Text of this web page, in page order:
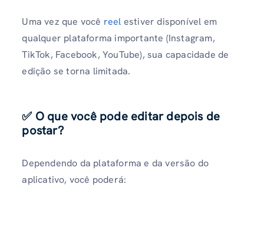
Uma vez que você reel estiver disponível em
qualquer plataforma importante (Instagram,
TikTok, Facebook, YouTube), sua capacidade de
edição se torna limitada.
✅ O que você pode editar depois de
postar?
Dependendo da plataforma e da versão do
aplicativo, você poderá: